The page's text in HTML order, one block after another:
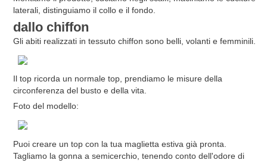
laterali, distinguiamo il collo e il fondo.
dallo chiffon
Gli abiti realizzati in tessuto chiffon sono belli, volanti e femminili.
Il top ricorda un normale top, prendiamo le misure della
circonferenza del busto e della vita.
Foto del modello:
Puoi creare un top con la tua maglietta estiva già pronta.
Tagliamo la gonna a semicerchio, tenendo conto dell'odore di